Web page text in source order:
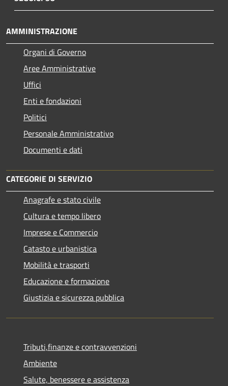
AMMINISTRAZIONE
Organi di Governo
Aree Amministrative
Uffici
Enti e fondazioni
Politici
Personale Amministrativo
Documenti e dati
CATEGORIE DI SERVIZIO
Anagrafe e stato civile
Cultura e tempo libero
Imprese e Commercio
Catasto e urbanistica
Mobilità e trasporti
Educazione e formazione
Giustizia e sicurezza pubblica
Tributi,finanze e contravvenzioni
Ambiente
Salute, benessere e assistenza